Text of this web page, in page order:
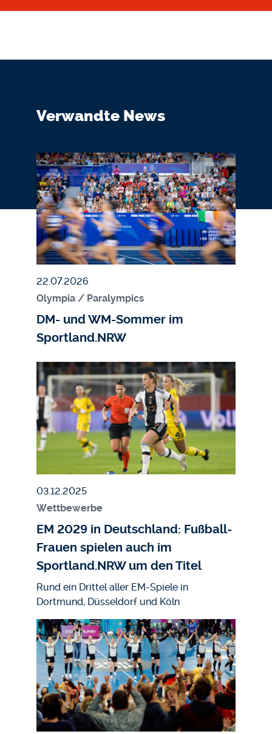
Verwandte News
Bildmedium
Bild
Veröffentlicht am
22.07.2026
Olympia / Paralympics
DM- und WM-Sommer im
Sportland.NRW
Bildmedium
Bild
Veröffentlicht am
03.12.2025
Wettbewerbe
EM 2029 in Deutschland: Fußball-
Frauen spielen auch im
Sportland.NRW um den Titel
Rund ein Drittel aller EM-Spiele in
Dortmund, Düsseldorf und Köln
Bildmedium
Bild